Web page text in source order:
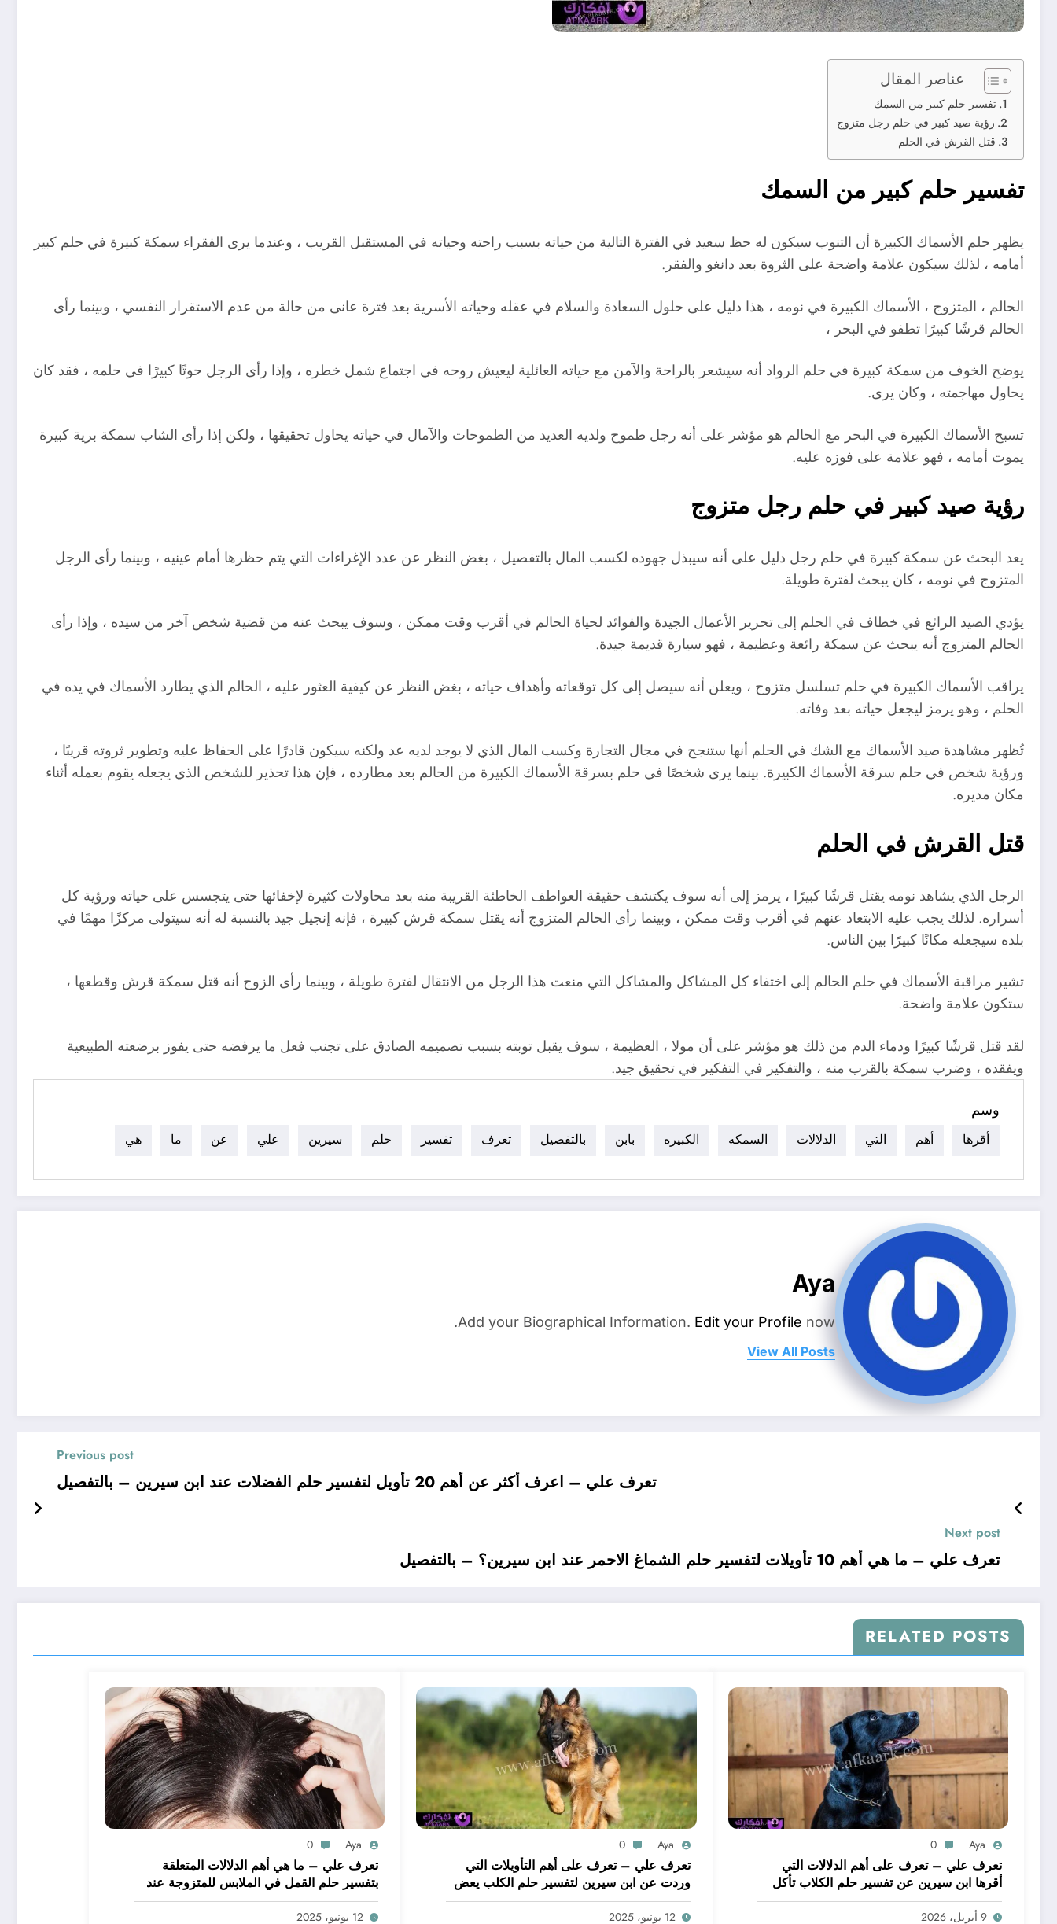
عناصر المقال
تفسير حلم كبير من السمك
رؤية صيد كبير في حلم رجل متزوج
قتل القرش في الحلم
تفسير حلم كبير من السمك
يظهر حلم الأسماك الكبيرة أن التنوب سيكون له حظ سعيد في الفترة التالية من حياته بسبب راحته وحياته في المستقبل القريب ، وعندما يرى الفقراء سمكة كبيرة في حلم كبير
أمامه ، لذلك سيكون علامة واضحة على الثروة بعد دانغو والفقر.
الحالم ، المتزوج ، الأسماك الكبيرة في نومه ، هذا دليل على حلول السعادة والسلام في عقله وحياته الأسرية بعد فترة عانى من حالة من عدم الاستقرار النفسي ، وبينما رأى
الحالم قرشًا كبيرًا تطفو في البحر ،
يوضح الخوف من سمكة كبيرة في حلم الرواد أنه سيشعر بالراحة والآمن مع حياته العائلية ليعيش روحه في اجتماع شمل خطره ، وإذا رأى الرجل حوتًا كبيرًا في حلمه ، فقد كان
يحاول مهاجمته ، وكان يرى.
تسبح الأسماك الكبيرة في البحر مع الحالم هو مؤشر على أنه رجل طموح ولديه العديد من الطموحات والآمال في حياته يحاول تحقيقها ، ولكن إذا رأى الشاب سمكة برية كبيرة
يموت أمامه ، فهو علامة على فوزه عليه.
رؤية صيد كبير في حلم رجل متزوج
يعد البحث عن سمكة كبيرة في حلم رجل دليل على أنه سيبذل جهوده لكسب المال بالتفصيل ، بغض النظر عن عدد الإغراءات التي يتم حظرها أمام عينيه ، وبينما رأى الرجل
المتزوج في نومه ، كان يبحث لفترة طويلة.
يؤدي الصيد الرائع في خطاف في الحلم إلى تحرير الأعمال الجيدة والفوائد لحياة الحالم في أقرب وقت ممكن ، وسوف يبحث عنه من قضية شخص آخر من سيده ، وإذا رأى
الحالم المتزوج أنه يبحث عن سمكة رائعة وعظيمة ، فهو سيارة قديمة جيدة.
يراقب الأسماك الكبيرة في حلم تسلسل متزوج ، ويعلن أنه سيصل إلى كل توقعاته وأهداف حياته ، بغض النظر عن كيفية العثور عليه ، الحالم الذي يطارد الأسماك في يده في
الحلم ، وهو يرمز ليجعل حياته بعد وفاته.
تُظهر مشاهدة صيد الأسماك مع الشك في الحلم أنها ستنجح في مجال التجارة وكسب المال الذي لا يوجد لديه عد ولكنه سيكون قادرًا على الحفاظ عليه وتطوير ثروته قريبًا ،
ورؤية شخص في حلم سرقة الأسماك الكبيرة. بينما يرى شخصًا في حلم بسرقة الأسماك الكبيرة من الحالم بعد مطارده ، فإن هذا تحذير للشخص الذي يجعله يقوم بعمله أثناء
مكان مديره.
قتل القرش في الحلم
الرجل الذي يشاهد نومه يقتل قرشًا كبيرًا ، يرمز إلى أنه سوف يكتشف حقيقة العواطف الخاطئة القريبة منه بعد محاولات كثيرة لإخفائها حتى يتجسس على حياته ورؤية كل
أسراره. لذلك يجب عليه الابتعاد عنهم في أقرب وقت ممكن ، وبينما رأى الحالم المتزوج أنه يقتل سمكة قرش كبيرة ، فإنه إنجيل جيد بالنسبة له أنه سيتولى مركزًا مهمًا في
بلده سيجعله مكانًا كبيرًا بين الناس.
تشير مراقبة الأسماك في حلم الحالم إلى اختفاء كل المشاكل والمشاكل التي منعت هذا الرجل من الانتقال لفترة طويلة ، وبينما رأى الزوج أنه قتل سمكة قرش وقطعها ،
ستكون علامة واضحة.
لقد قتل قرشًا كبيرًا ودماء الدم من ذلك هو مؤشر على أن مولا ، العظيمة ، سوف يقبل توبته بسبب تصميمه الصادق على تجنب فعل ما يرفضه حتى يفوز برضعته الطبيعية
ويفقده ، وضرب سمكة بالقرب منه ، والتفكير في التفكير في تحقيق جيد.
وسم
أقرها أهم التي الدلالات السمكه الكبيره بابن بالتفصيل تعرف تفسير حلم سيرين علي عن ما هي
Aya
Add your Biographical Information. Edit your Profile now.
View All Posts
Previous post
تعرف علي – اعرف أكثر عن أهم 20 تأويل لتفسير حلم الفضلات عند ابن سيرين – بالتفصيل
Next post
تعرف علي – ما هي أهم 10 تأويلات لتفسير حلم الشماغ الاحمر عند ابن سيرين؟ – بالتفصيل
RELATED POSTS
Aya
0
تعرف علي – تعرف على أهم الدلالات التي
أقرها ابن سيرين عن تفسير حلم الكلاب تأكل
لحم – بالتفصيل
9 أبريل، 2026
Aya
0
تعرف علي – تعرف على أهم التأويلات التي
وردت عن ابن سيرين لتفسير حلم الكلب يعض
يدي – بالتفصيل
12 يونيو، 2025
Aya
0
تعرف علي – ما هي أهم الدلالات المتعلقة
بتفسير حلم القمل في الملابس للمتزوجة عند
ابن سيرين؟ – بالتفصيل
12 يونيو، 2025